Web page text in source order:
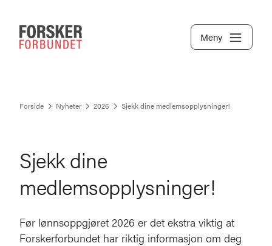
Meny
Forside Nyheter 2026 Sjekk dine medlemsopplysninger!
Sjekk dine
medlemsopplysninger!
Før lønnsoppgjøret 2026 er det ekstra viktig at
Forskerforbundet har riktig informasjon om deg